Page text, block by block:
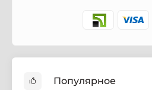
Популярное